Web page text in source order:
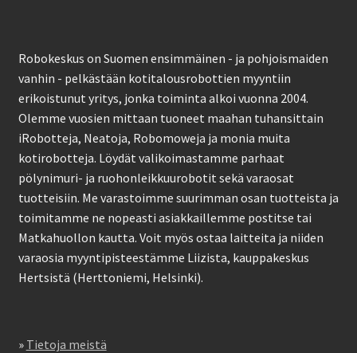
Robokeskus on Suomen ensimmäinen - ja pohjoismaiden
vanhin - pelkästään kotitalousrobottien myyntiin
erikoistunut yritys, jonka toiminta alkoi vuonna 2004.
Olemme vuosien mittaan tuoneet maahan tuhansittain
iRobotteja, Neatoja, Robomoweja ja monia muita
kotirobotteja. Löydät valikoimastamme parhaat
pölynimuri- ja ruohonleikkuurobotit sekä varaosat
tuotteisiin. Me varastoimme suurimman osan tuotteista ja
toimitamme ne nopeasti asiakkaillemme postitse tai
Matkahuollon kautta. Voit myös ostaa laitteita ja niiden
varaosia myyntipisteestämme Liizista, kauppakeskus
Hertsistä (Herttoniemi, Helsinki).
» Tietoja meistä